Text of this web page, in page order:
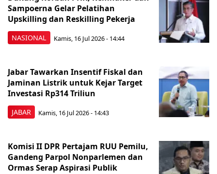
NASIONAL
Sampoerna Gelar Pelatihan
Upskilling dan Reskilling Pekerja
Kamis, 16 Jul 2026 - 14:44
JABAR
Jabar Tawarkan Insentif Fiskal dan
Jaminan Listrik untuk Kejar Target
Investasi Rp314 Triliun
Kamis, 16 Jul 2026 - 14:43
Komisi II DPR Pertajam RUU Pemilu,
Gandeng Parpol Nonparlemen dan
Ormas Serap Aspirasi Publik